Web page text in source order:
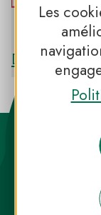
Les
PNR
Découvrir le